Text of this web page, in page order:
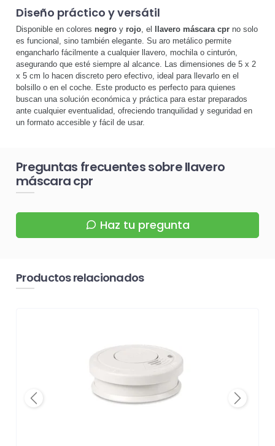
Diseño práctico y versátil
Disponible en colores negro y rojo , el llavero máscara cpr no solo
es funcional, sino también elegante. Su aro metálico permite
engancharlo fácilmente a cualquier llavero, mochila o cinturón,
asegurando que esté siempre al alcance. Las dimensiones de 5 x 2
x 5 cm lo hacen discreto pero efectivo, ideal para llevarlo en el
bolsillo o en el coche. Este producto es perfecto para quienes
buscan una solución económica y práctica para estar preparados
ante cualquier eventualidad, ofreciendo tranquilidad y seguridad en
un formato accesible y fácil de usar.
Preguntas frecuentes sobre llavero
máscara cpr
Haz tu pregunta
Productos relacionados
Previous Next